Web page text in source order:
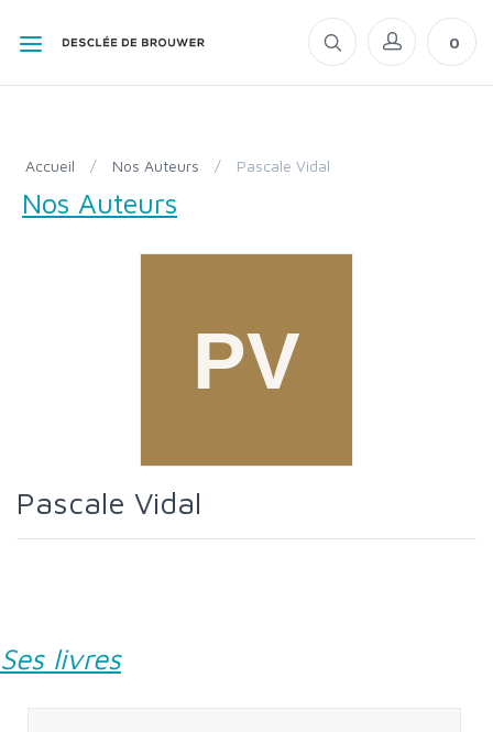
0
Accueil / Nos Auteurs / Pascale Vidal
Nos Auteurs
Pascale Vidal
Ses livres